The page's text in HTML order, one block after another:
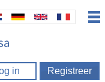
in Registreer